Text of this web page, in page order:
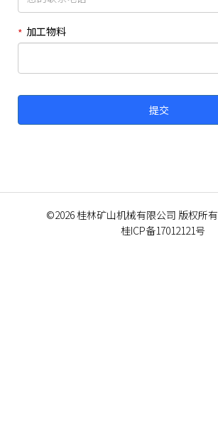
加工物料
©2026桂林矿山机械有限公司 版权所有
桂ICP备17012121号